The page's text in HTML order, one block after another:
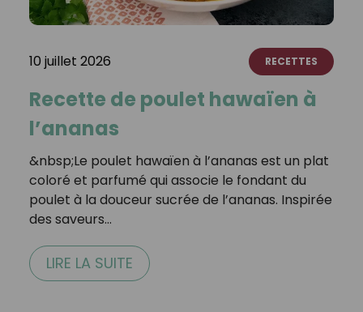
10 juillet 2026 RECETTES
Recette de poulet hawaïen à
l’ananas
&nbsp;Le poulet hawaïen à l’ananas est un plat
coloré et parfumé qui associe le fondant du
poulet à la douceur sucrée de l’ananas. Inspirée
des saveurs…
LIRE LA SUITE